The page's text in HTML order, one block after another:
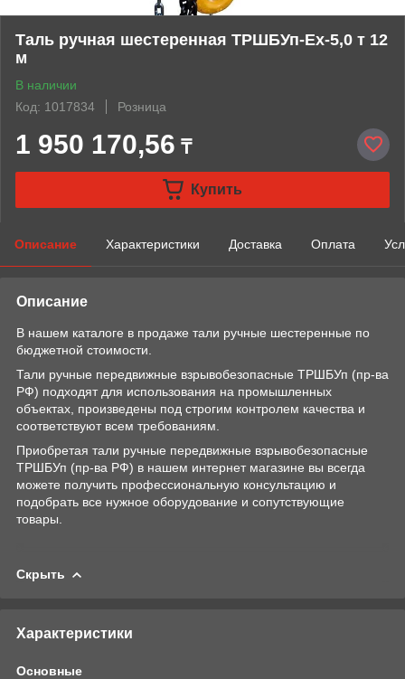
Таль ручная шестеренная ТРШБУп-Ех-5,0 т 12
м
В наличии
Код: 1017834
Розница
1 950 170,56 ₸
Купить
Описание Характеристики Доставка Оплата
Описание
В нашем каталоге в продаже тали ручные шестеренные по
бюджетной стоимости.
Тали ручные передвижные взрывобезопасные ТРШБУп (пр-ва
РФ) подходят для использования на промышленных
объектах, произведены под строгим контролем качества и
соответствуют всем требованиям.
Приобретая тали ручные передвижные взрывобезопасные
ТРШБУп (пр-ва РФ) в нашем интернет магазине вы всегда
можете получить профессиональную консультацию и
подобрать все нужное оборудование и сопутствующие
товары.
Скрыть
Характеристики
Основные